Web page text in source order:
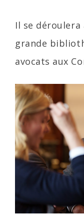
Il se
grande
avocats aux